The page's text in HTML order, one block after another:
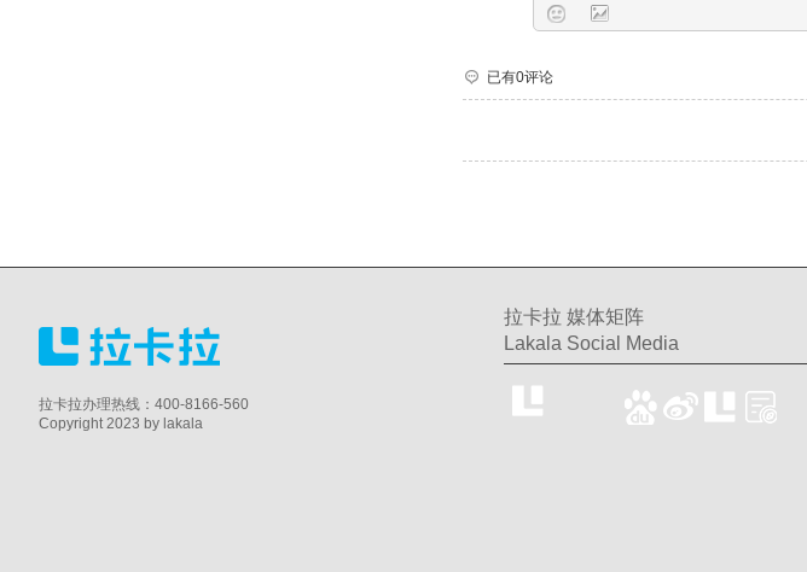
已有0评论
拉卡拉办理热线：400-8166-560
Copyright 2023 by lakala
拉卡拉 媒体矩阵
Lakala Social Media